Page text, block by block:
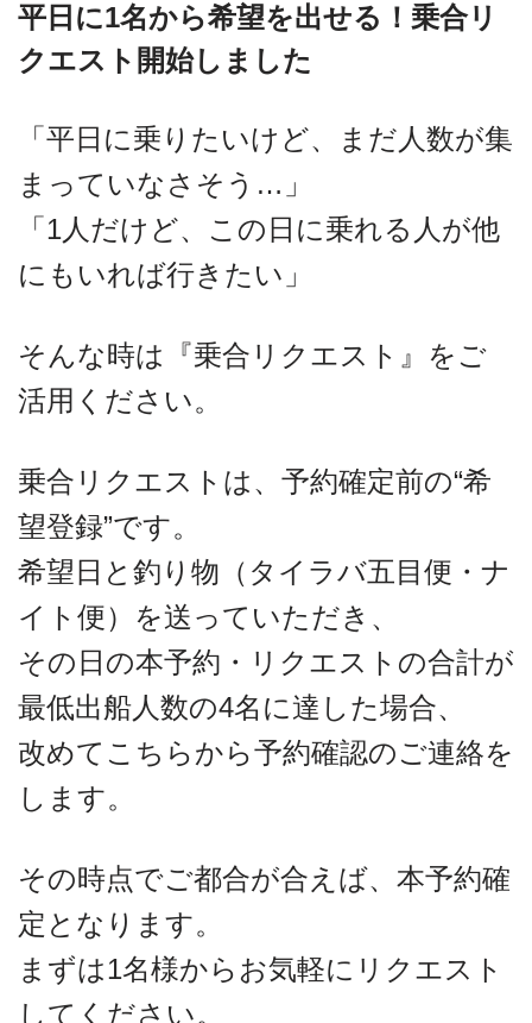
平日に1名から希望を出せる！乗合リ
クエスト開始しました
「平日に乗りたいけど、まだ人数が集
まっていなさそう…」
「1人だけど、この日に乗れる人が他
にもいれば行きたい」
そんな時は『乗合リクエスト』をご
活用ください。
乗合リクエストは、予約確定前の“希
望登録”です。
希望日と釣り物（タイラバ五目便・ナ
イト便）を送っていただき、
その日の本予約・リクエストの合計が
最低出船人数の4名に達した場合、
改めてこちらから予約確認のご連絡を
します。
その時点でご都合が合えば、本予約確
定となります。
まずは1名様からお気軽にリクエスト
してください。